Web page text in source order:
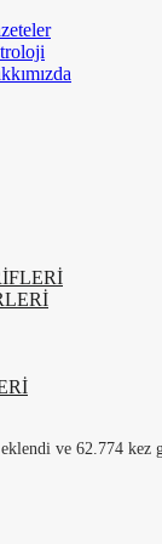
ve 62.774 kez